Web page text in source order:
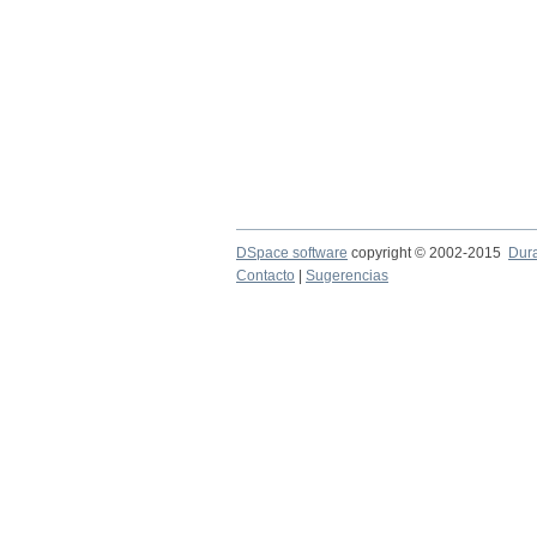
DSpace software copyright © 2002-2015
Contacto
Sugerencias